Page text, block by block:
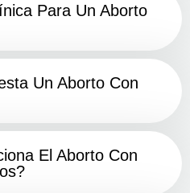
Para Un Aborto
Un Aborto Con
El Aborto Con